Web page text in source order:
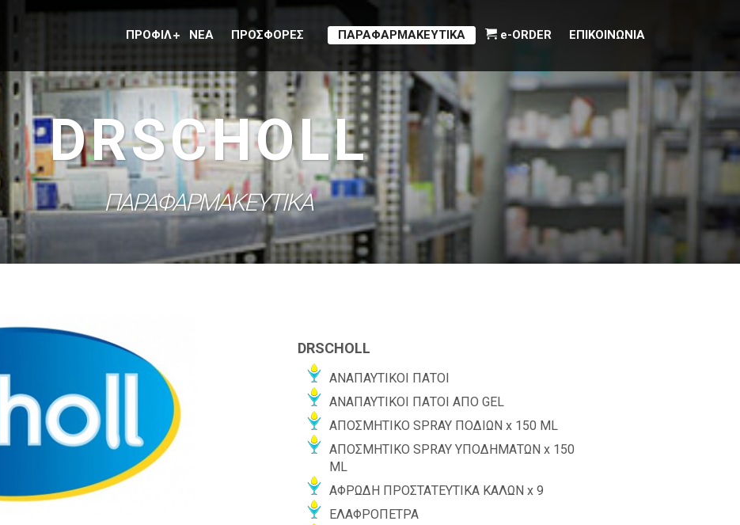
ΠΡΟΦΙΛ ΝΕΑ ΠΡΟΣΦΟΡΕΣ ΠΑΡΑΦΑΡΜΑΚΕΥΤΙΚΑ e-ORDER ΕΠΙΚΟΙΝΩΝΙΑ
DRSCHOLL
ΠΑΡΑΦΑΡΜΑΚΕΥΤΙΚΑ
DRSCHOLL
ΑΝΑΠΑΥΤΙΚΟΙ ΠΑΤΟΙ
ΑΝΑΠΑΥΤΙΚΟΙ ΠΑΤΟΙ ΑΠΟ GEL
ΑΠΟΣΜΗΤΙΚΟ SPRAY ΠΟΔΙΩΝ x 150 ML
ΑΠΟΣΜΗΤΙΚΟ SPRAY ΥΠΟΔΗΜΑΤΩΝ x 150
ML
ΑΦΡΩΔΗ ΠΡΟΣΤΑΤΕΥΤΙΚΑ ΚΑΛΩΝ x 9
ΕΛΑΦΡΟΠΕΤΡΑ